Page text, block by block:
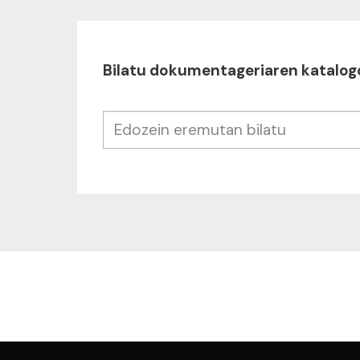
Bilatu dokumentageriaren